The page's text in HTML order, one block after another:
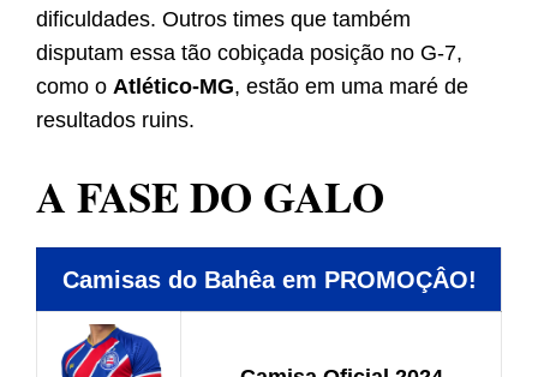
dificuldades. Outros times que também
disputam essa tão cobiçada posição no G-7,
como o Atlético-MG, estão em uma maré de
resultados ruins.
A FASE DO GALO
Camisas do Bahêa em PROMOÇÂO!